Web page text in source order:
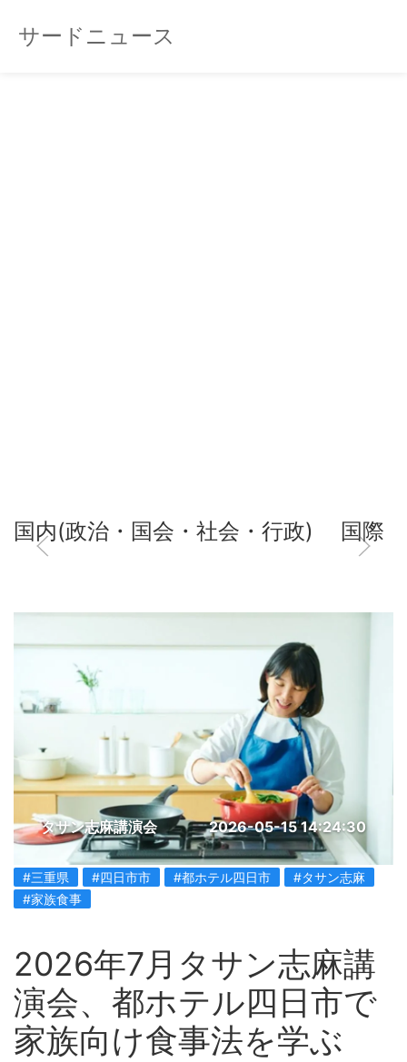
サードニュース
国内(政治・国会・社会・行政) 国際
タサン志麻講演会 2026-05-15 14:24:30
#三重県 #四日市市 #都ホテル四日市
#タサン志麻
#家族食事
2026年7月タサン志麻講
演会、都ホテル四日市で
家族向け食事法を学ぶ